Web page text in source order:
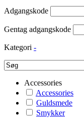
Adgangskode
Gentag adgangskode
Kategori -
Accessories
Accessories
Guldsmede
Smykker